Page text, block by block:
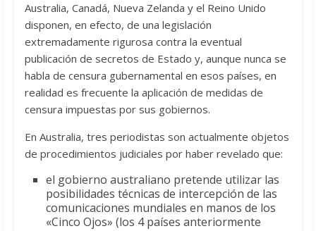
Australia, Canadá, Nueva Zelanda y el Reino Unido
disponen, en efecto, de una legislación
‎extremadamente rigurosa contra la eventual
publicación de secretos de Estado y, aunque ‎nunca se
habla de censura gubernamental en esos países, en
realidad es frecuente la aplicación ‎de medidas de
censura impuestas por sus gobiernos. ‎
En Australia, tres periodistas son actualmente objetos
de procedimientos judiciales por haber ‎revelado que:
el gobierno australiano pretende utilizar las
posibilidades técnicas de intercepción de las
‎comunicaciones mundiales en manos ‎de los
«Cinco Ojos» (los 4 países anteriormente